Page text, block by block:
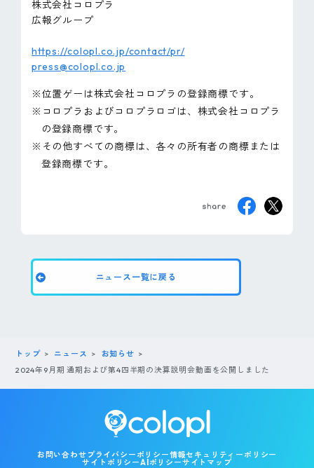
株式会社コロプラ
広報グループ
https://colopl.co.jp/contact/pr/
press@colopl.co.jp
※位置ゲーは株式会社コロプラの登録商標です。
※コロプラおよびコロプラロゴは、株式会社コロプラ
の登録商標です。
※その他すべての商標は、各々の所有者の商標または
登録商標です。
ニュース一覧に戻る
トップ ニュース
お知らせ
2024年9月期 通期および第4四半期の決算説明会動画を公開しました
お問い合わせ プライバシーポリシー情報セキュリティーポリシー
サイトポリシーAIポリシーサイトマップ